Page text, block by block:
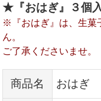
★『おはぎ』３個
※『おはぎ』は、生菓
ん。
ご了承くださいませ。
商品名 おはぎ